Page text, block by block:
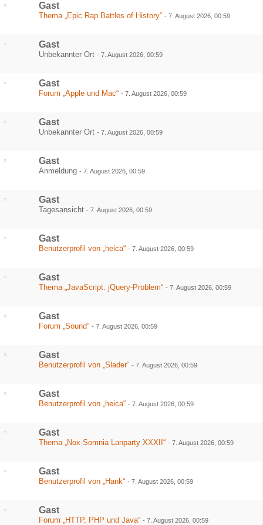
Gast
Thema „Epic Rap Battles of History“ - 7. August 2026, 00:59
Gast
Unbekannter Ort - 7. August 2026, 00:59
Gast
Forum „Apple und Mac“ - 7. August 2026, 00:59
Gast
Unbekannter Ort - 7. August 2026, 00:59
Gast
Anmeldung - 7. August 2026, 00:59
Gast
Tagesansicht - 7. August 2026, 00:59
Gast
Benutzerprofil von „heica“ - 7. August 2026, 00:59
Gast
Thema „JavaScript: jQuery-Problem“ - 7. August 2026, 00:59
Gast
Forum „Sound“ - 7. August 2026, 00:59
Gast
Benutzerprofil von „Slader“ - 7. August 2026, 00:59
Gast
Benutzerprofil von „heica“ - 7. August 2026, 00:59
Gast
Thema „Nox-Somnia Lanparty XXXII“ - 7. August 2026, 00:59
Gast
Benutzerprofil von „Hank“ - 7. August 2026, 00:59
Gast
Forum „HTTP, PHP und Java“ - 7. August 2026, 00:59